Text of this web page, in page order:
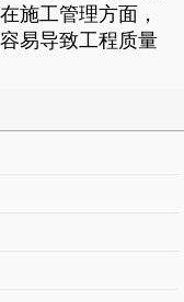
施工管理方面，
易导致工程质量